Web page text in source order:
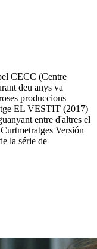
CECC (Centre
deu anys va
produccions
EL VESTIT (2017)
entre d'altres el
Versión
la série de